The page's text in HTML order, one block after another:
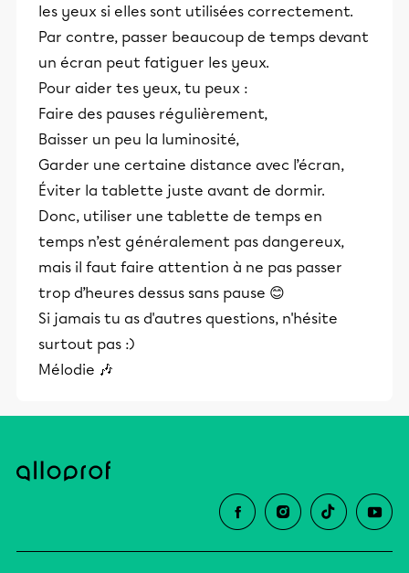
les yeux si elles sont utilisées correctement.
Par contre, passer beaucoup de temps devant
un écran peut fatiguer les yeux.
Pour aider tes yeux, tu peux :
Faire des pauses régulièrement,
Baisser un peu la luminosité,
Garder une certaine distance avec l’écran,
Éviter la tablette juste avant de dormir.
Donc, utiliser une tablette de temps en
temps n’est généralement pas dangereux,
mais il faut faire attention à ne pas passer
trop d’heures dessus sans pause 😊
Si jamais tu as d'autres questions, n'hésite
surtout pas :)
Mélodie 🎶